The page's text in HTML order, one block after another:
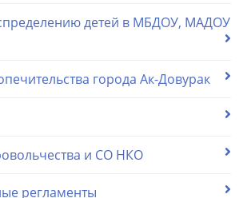
детей в МБДОУ, МАДОУ
города Ак-Довурак
и СО НКО
регламенты